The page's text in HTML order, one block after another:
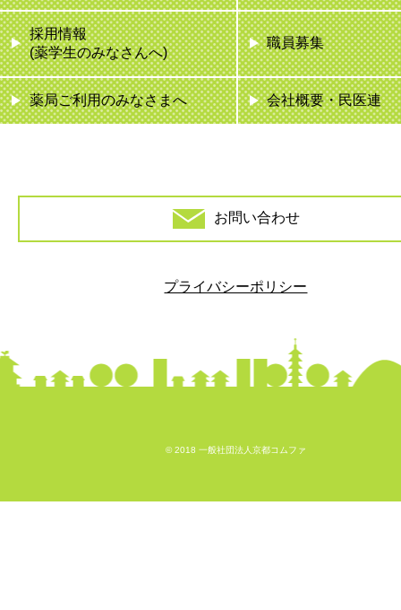
採用情報
(薬学生のみなさんへ)
職員募集
薬局ご利用のみなさまへ 会社概要・民医連
お問い合わせ
プライバシーポリシー
© 2018 一般社団法人京都コムファ